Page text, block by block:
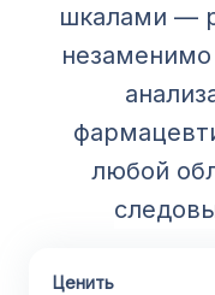
шкалами —
любой
Ценить